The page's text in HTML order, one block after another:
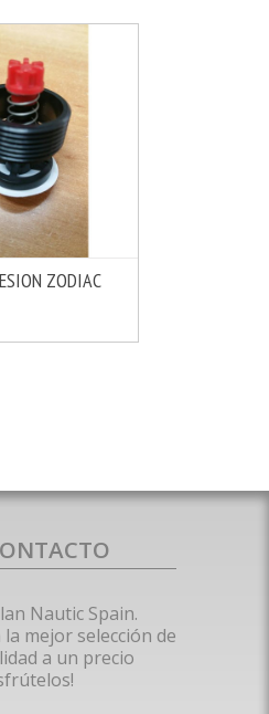
ZODIAC
Nautic Spain.
mejor selección de
a un precio